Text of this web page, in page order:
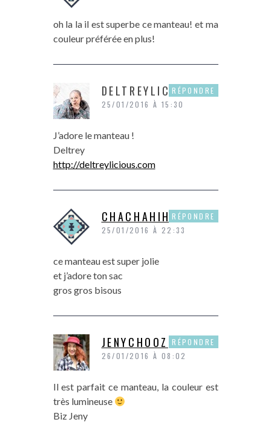
oh la la il est superbe ce manteau! et ma
couleur préférée en plus!
DELTREYLICIOUS
25/01/2016 À 15:30
J’adore le manteau !
Deltrey
http://deltreylicious.com
RÉPONDRE
CHACHAHIHI
25/01/2016 À 22:33
ce manteau est super jolie
et j’adore ton sac
gros gros bisous
RÉPONDRE
JENYCHOOZ
26/01/2016 À 08:02
Il est parfait ce manteau, la couleur est
très lumineuse
Biz Jeny
RÉPONDRE